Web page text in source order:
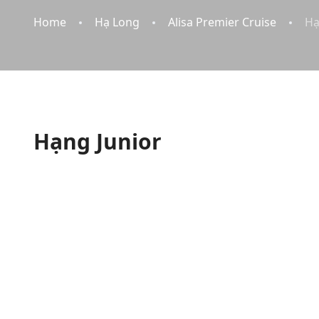
Home Hạ Long Alisa Premier Cruise
Hạng Junior